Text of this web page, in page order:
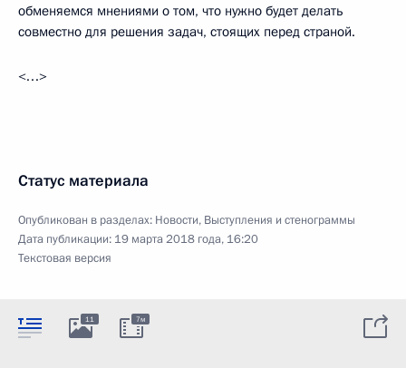
обменяемся мнениями о том, что нужно будет делать
совместно для решения задач, стоящих перед страной.
<…>
Статус материала
Опубликован в разделах: Новости, Выступления и стенограммы
Дата публикации: 19 марта 2018 года, 16:20
Текстовая версия
11 7м